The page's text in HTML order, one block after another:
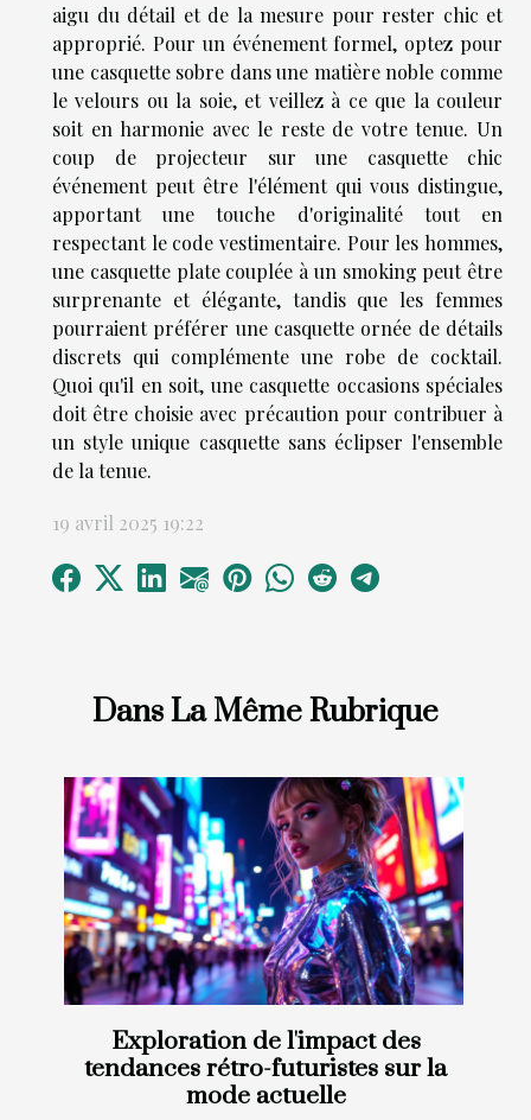
Dans La Même Rubrique
Exploration de l'impact des
tendances rétro-futuristes sur la
mode actuelle
aigu du détail et de la mesure pour rester chic et
approprié. Pour un événement formel, optez pour
une casquette sobre dans une matière noble comme
le velours ou la soie, et veillez à ce que la couleur
soit en harmonie avec le reste de votre tenue. Un
coup de projecteur sur une casquette chic
événement peut être l'élément qui vous distingue,
apportant une touche d'originalité tout en
respectant le code vestimentaire. Pour les hommes,
une casquette plate couplée à un smoking peut être
surprenante et élégante, tandis que les femmes
pourraient préférer une casquette ornée de détails
discrets qui complémente une robe de cocktail.
Quoi qu'il en soit, une casquette occasions spéciales
doit être choisie avec précaution pour contribuer à
un style unique casquette sans éclipser l'ensemble
de la tenue.
19 avril 2025 19:22